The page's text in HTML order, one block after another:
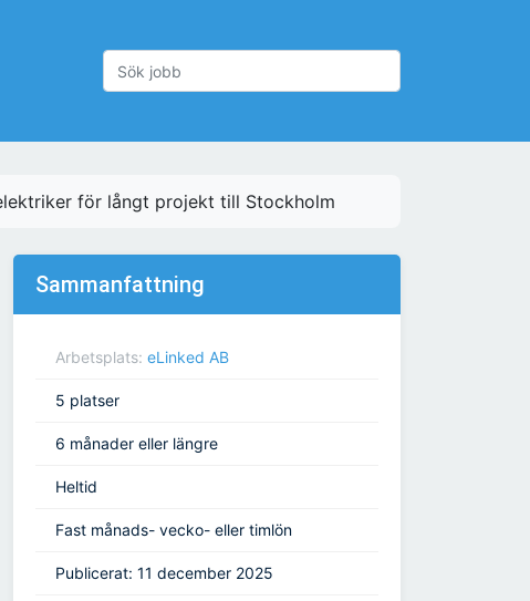
för långt projekt till Stockholm
Sammanfattning
Arbetsplats: eLinked AB
5 platser
6 månader eller längre
Heltid
Fast månads- vecko- eller timlön
Publicerat: 11 december 2025